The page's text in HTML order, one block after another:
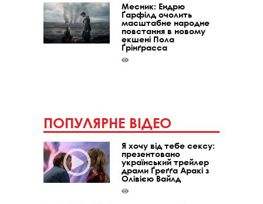
Месник: Ендрю
Ґарфілд очолить
масштабне народне
повстання в новому
екшені Пола
Ґрінґрасса
ПОПУЛЯРНЕ ВІДЕО
Я хочу від тебе сексу:
презентовано
український трейлер
драми Ґреґґа Аракі з
Олівією Вайлд